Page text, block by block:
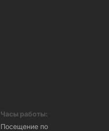
Часы работы:
Посещение по